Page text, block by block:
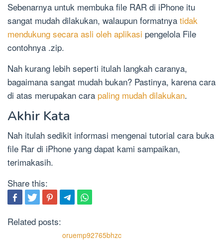
Sebenarnya untuk membuka file RAR di iPhone itu
sangat mudah dilakukan, walaupun formatnya tidak
mendukung secara asli oleh aplikasi pengelola File
contohnya .zip.
Nah kurang lebih seperti itulah langkah caranya,
bagaimana sangat mudah bukan? Pastinya, karena cara
di atas merupakan cara paling mudah dilakukan.
Akhir Kata
Nah itulah sedikit informasi mengenai tutorial cara buka
file Rar di iPhone yang dapat kami sampaikan,
terimakasih.
Share this:
Related posts:
oruemp92765bhzc